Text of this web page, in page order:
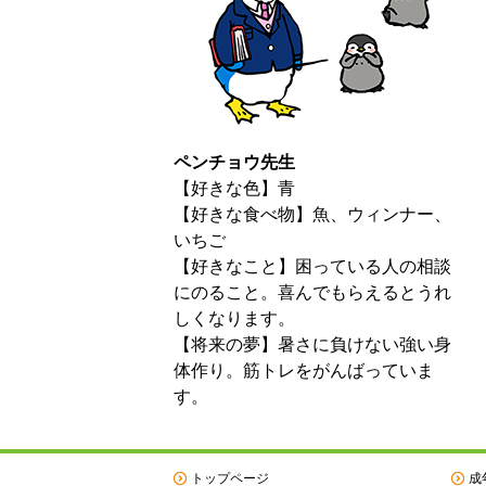
ペンチョウ先生
【好きな色】青
【好きな食べ物】魚、ウィンナー、
いちご
【好きなこと】困っている人の相談
にのること。喜んでもらえるとうれ
しくなります。
【将来の夢】暑さに負けない強い身
体作り。筋トレをがんばっていま
す。
トップページ 成